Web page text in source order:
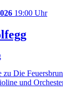
19:00 Uhr
zu Die
und